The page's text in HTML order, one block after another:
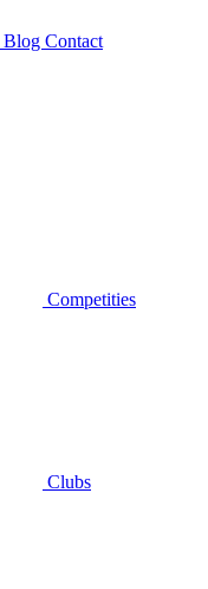
Blog Contact
Competities
Clubs